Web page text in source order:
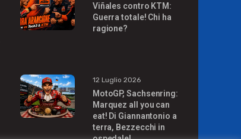
Viñales contro KTM:
Guerra totale! Chi ha
ragione?
12 Luglio 2026
MotoGP, Sachsenring:
Marquez all you can
eat! Di Giannantonio a
terra, Bezzecchi in